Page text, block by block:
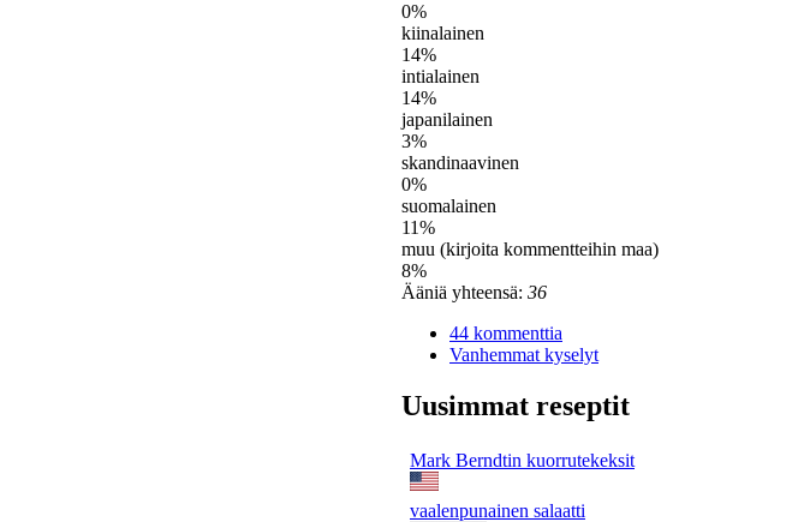
0%
kiinalainen
14%
intialainen
14%
japanilainen
3%
skandinaavinen
0%
suomalainen
11%
muu (kirjoita kommentteihin maa)
8%
Ääniä yhteensä: 36
44 kommenttia
Vanhemmat kyselyt
Uusimmat reseptit
Mark Berndtin kuorrutekeksit
vaalenpunainen salaatti